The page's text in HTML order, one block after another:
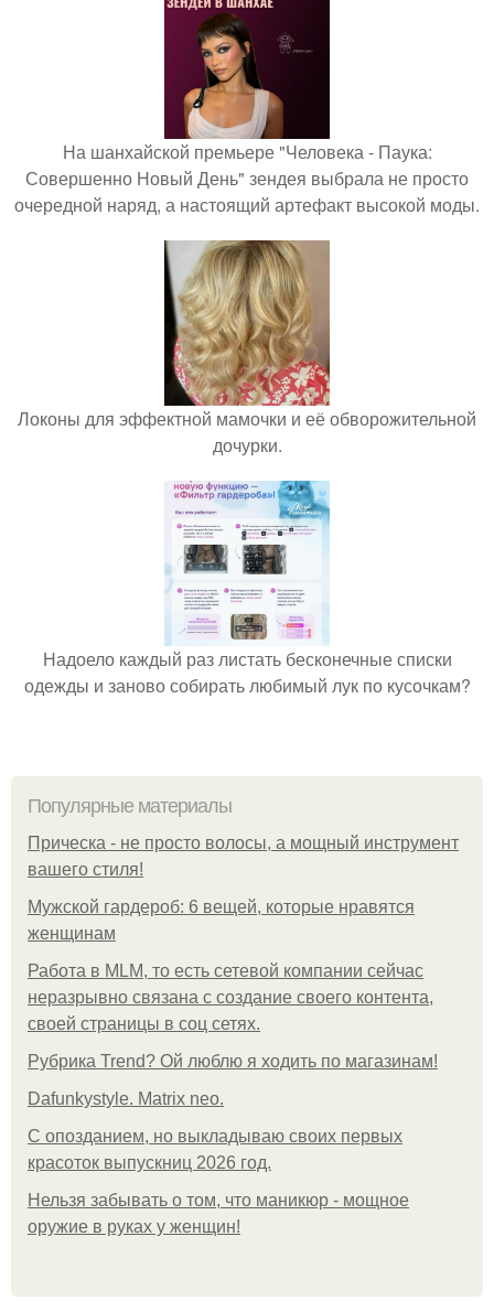
На шанхайской премьере "Человека - Паука:
Совершенно Новый День" зендея выбрала не просто
очередной наряд, а настоящий артефакт высокой моды.
Локоны для эффектной мамочки и её обворожительной
дочурки.
Надоело каждый раз листать бесконечные списки
одежды и заново собирать любимый лук по кусочкам?
Популярные материалы
Прическа - не просто волосы, а мощный инструмент
вашего стиля!
Мужской гардероб: 6 вещей, которые нравятся
женщинам
Работа в MLM, то есть сетевой компании сейчас
неразрывно связана с создание своего контента,
своей страницы в соц сетях.
Рубрика Trend? Ой люблю я ходить по магазинам!
Dafunkystyle. Matrix neo.
С опозданием, но выкладываю своих первых
красоток выпускниц 2026 год.
Нельзя забывать о том, что маникюр - мощное
оружие в руках у женщин!